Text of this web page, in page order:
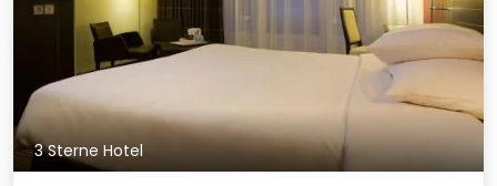
3 Sterne Hotel